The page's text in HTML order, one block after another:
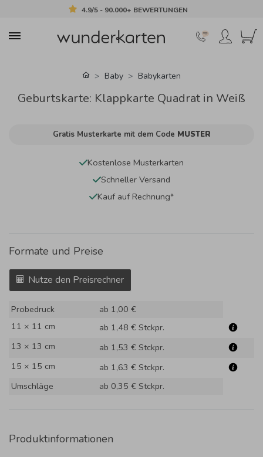
4.9/5 - 90.000+ BEWERTUNGEN
Baby Babykarten
Geburtskarte: Klappkarte Quadrat in Weiß
Gratis Musterkarte mit dem Code MUSTER
Kostenlose Musterkarten
Schneller Versand
Kauf auf Rechnung*
Formate und Preise
Nutze den Preisrechner
Probedruck
ab 1,00 €
11 × 11 cm
ab 1,48 € Stckpr.
13 × 13 cm
ab 1,53 € Stckpr.
15 × 15 cm
ab 1,63 € Stckpr.
Umschläge
ab 0,35 € Stckpr.
Produktinformationen